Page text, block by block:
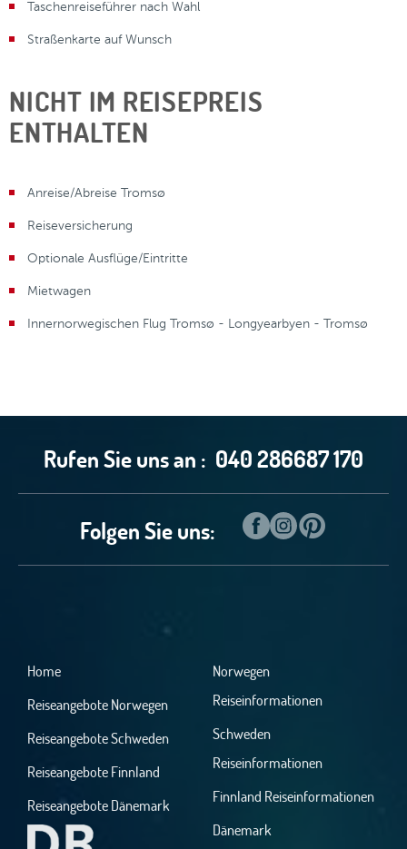
Taschenreiseführer nach Wahl
Straßenkarte auf Wunsch
NICHT IM REISEPREIS
ENTHALTEN
Anreise/Abreise Tromsø
Reiseversicherung
Optionale Ausflüge/Eintritte
Mietwagen
Innernorwegischen Flug Tromsø - Longyearbyen - Tromsø
Rufen Sie uns an : 040 286687 170
Folgen Sie uns:
Home
Reiseangebote Norwegen
Reiseangebote Schweden
Reiseangebote Finnland
Reiseangebote Dänemark
Norwegen
Reiseinformationen
Schweden
Reiseinformationen
Finnland Reiseinformationen
Dänemark